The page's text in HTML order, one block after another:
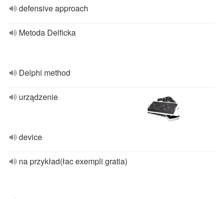
defensive approach
Metoda Delficka
Delphi method
urządzenie
device
na przykład(łac exempli gratia)